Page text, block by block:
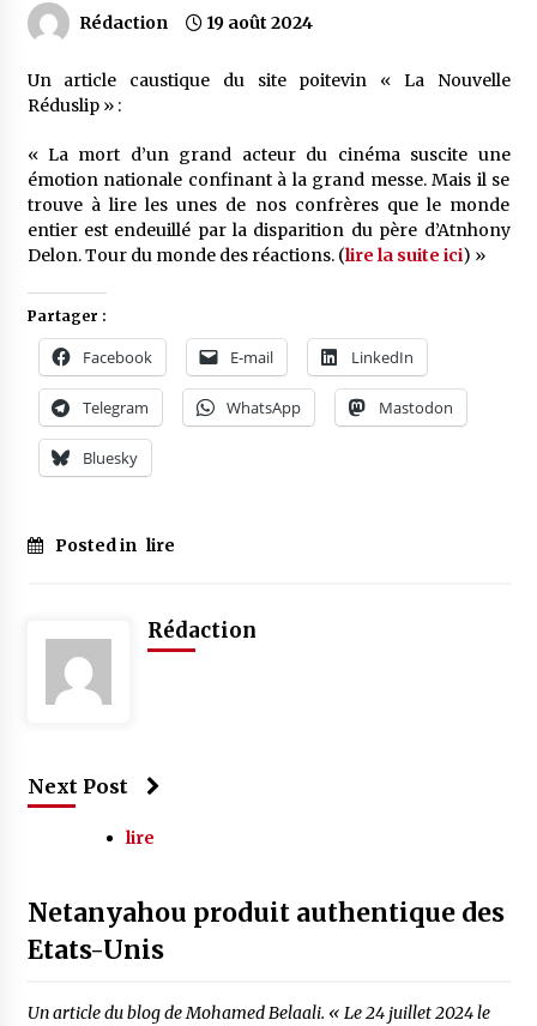
Rédaction 19 août 2024
Un article caustique du site poitevin « La Nouvelle
Réduslip » :
« La mort d’un grand acteur du cinéma suscite une
émotion nationale confinant à la grand messe. Mais il se
trouve à lire les unes de nos confrères que le monde
entier est endeuillé par la disparition du père d’Atnhony
Delon. Tour du monde des réactions. (lire la suite ici) »
Partager :
Facebook E-mail LinkedIn
Telegram WhatsApp Mastodon
Bluesky
Posted in lire
Rédaction
Next Post
lire
Netanyahou produit authentique des
Etats-Unis
Un article du blog de Mohamed Belaali. « Le 24 juillet 2024 le